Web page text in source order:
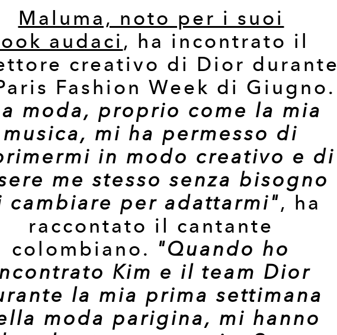
Maluma, noto per i suoi
audaci , ha incontrato il
creativo di Dior durante
Fashion Week di Giugno.
moda, proprio come la mia
musica, mi ha permesso di
in modo creativo e di
me stesso senza bisogno
cambiare per adattarmi", ha
raccontato il cantante
colombiano. "Quando ho
Kim e il team Dior
la mia prima settimana
moda parigina, mi hanno